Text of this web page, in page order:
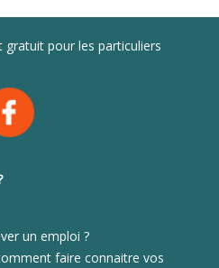
pour les particuliers
un emploi ?
faire connaitre vos